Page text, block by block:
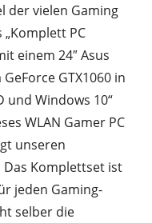
der vielen Gaming
PC
einem 24″ Asus
GTX1060 in
und Windows 10“
WLAN Gamer PC
unseren
Komplettset ist
jeden Gaming-
selber die